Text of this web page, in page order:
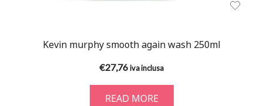
Kevin murphy smooth again wash 250ml
€27,76iva inclusa
READ MORE